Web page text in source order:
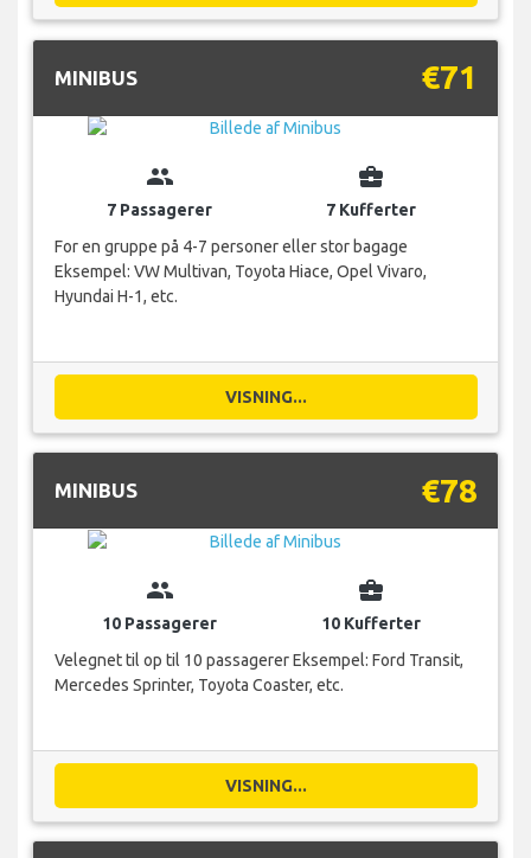
MINIBUS €71
group
7 Passagerer
business_center
7 Kufferter
For en gruppe på 4-7 personer eller stor bagage
Eksempel: VW Multivan, Toyota Hiace, Opel Vivaro,
Hyundai H-1, etc.
VISNING...
MINIBUS €78
group
10 Passagerer
business_center
10 Kufferter
Velegnet til op til 10 passagerer Eksempel: Ford Transit,
Mercedes Sprinter, Toyota Coaster, etc.
VISNING...